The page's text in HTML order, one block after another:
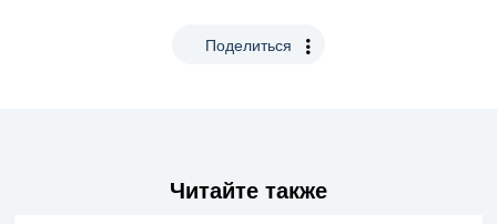
Поделиться
Читайте также